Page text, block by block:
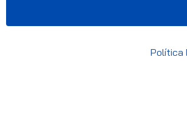
Política